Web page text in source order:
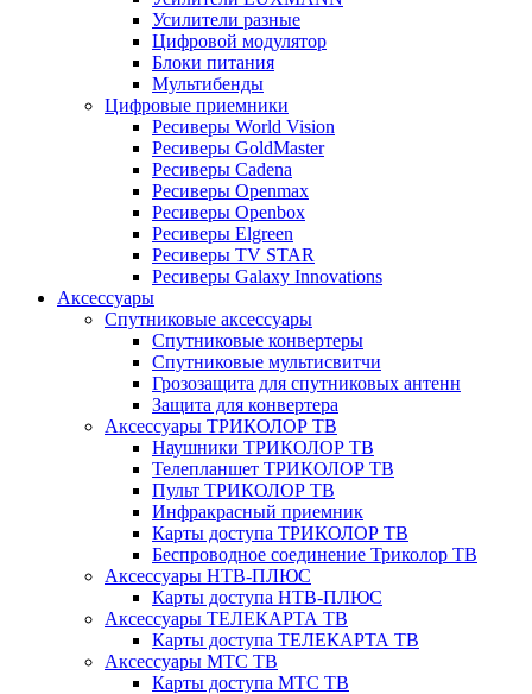
Усилители разные
Цифровой модулятор
Блоки питания
Мультибенды
Цифровые приемники
Ресиверы World Vision
Ресиверы GoldMaster
Ресиверы Cadena
Ресиверы Openmax
Ресиверы Openbox
Ресиверы Elgreen
Ресиверы TV STAR
Ресиверы Galaxy Innovations
Аксессуары
Спутниковые аксессуары
Спутниковые конвертеры
Спутниковые мультисвитчи
Грозозащита для спутниковых антенн
Защита для конвертера
Аксессуары ТРИКОЛОР ТВ
Наушники ТРИКОЛОР ТВ
Телепланшет ТРИКОЛОР ТВ
Пульт ТРИКОЛОР ТВ
Инфракрасный приемник
Карты доступа ТРИКОЛОР ТВ
Беспроводное соединение Триколор ТВ
Аксессуары НТВ-ПЛЮС
Карты доступа НТВ-ПЛЮС
Аксессуары ТЕЛЕКАРТА ТВ
Карты доступа ТЕЛЕКАРТА ТВ
Аксессуары МТС ТВ
Карты доступа МТС ТВ